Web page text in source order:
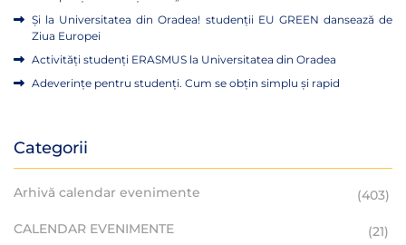
Și la Universitatea din Oradea! studenții EU GREEN dansează de
Ziua Europei
Activități studenți ERASMUS la Universitatea din Oradea
Adeverințe pentru studenți. Cum se obțin simplu și rapid
Categorii
Arhivă calendar evenimente (403)
CALENDAR EVENIMENTE (21)